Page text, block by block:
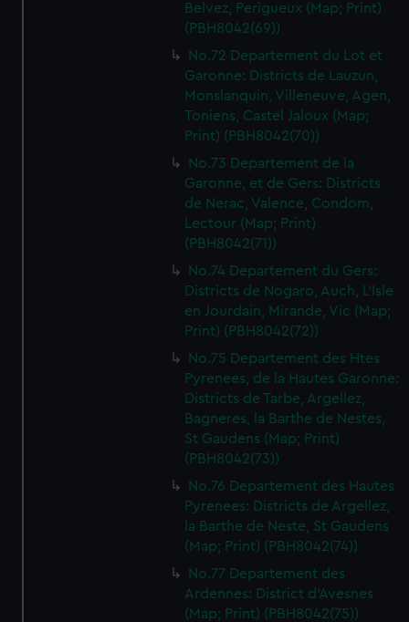
Belvez, Perigueux (Map; Print)
(PBH8042(69))
No.72 Departement du Lot et
Garonne: Districts de Lauzun,
Monslanquin, Villeneuve, Agen,
Toniens, Castel Jaloux (Map;
Print) (PBH8042(70))
No.73 Departement de la
Garonne, et de Gers: Districts
de Nerac, Valence, Condom,
Lectour (Map; Print)
(PBH8042(71))
No.74 Departement du Gers:
Districts de Nogaro, Auch, L'Isle
en Jourdain, Mirande, Vic (Map;
Print) (PBH8042(72))
No.75 Departement des Htes
Pyrenees, de la Hautes Garonne:
Districts de Tarbe, Argellez,
Bagneres, la Barthe de Nestes,
St Gaudens (Map; Print)
(PBH8042(73))
No.76 Departement des Hautes
Pyrenees: Districts de Argellez,
la Barthe de Neste, St Gaudens
(Map; Print) (PBH8042(74))
No.77 Departement des
Ardennes: District d'Avesnes
(Map; Print) (PBH8042(75))